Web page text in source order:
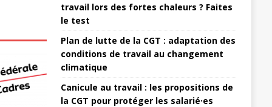
travail lors des fortes chaleurs ? Faites
le test
Plan de lutte de la CGT : adaptation des
conditions de travail au changement
climatique
Canicule au travail : les propositions de
la CGT pour protéger les salarié·es